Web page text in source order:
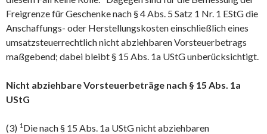
Freigrenze für Geschenke nach § 4 Abs. 5 Satz 1 Nr. 1 EStG die
Anschaffungs- oder Herstellungskosten einschließlich eines
umsatzsteuerrechtlich nicht abziehbaren Vorsteuerbetrags
maßgebend; dabei bleibt § 15 Abs. 1a UStG unberücksichtigt.
Nicht abziehbare Vorsteuerbeträge nach § 15 Abs. 1a
UStG
(3) 1 Die nach § 15 Abs. 1a UStG nicht abziehbaren